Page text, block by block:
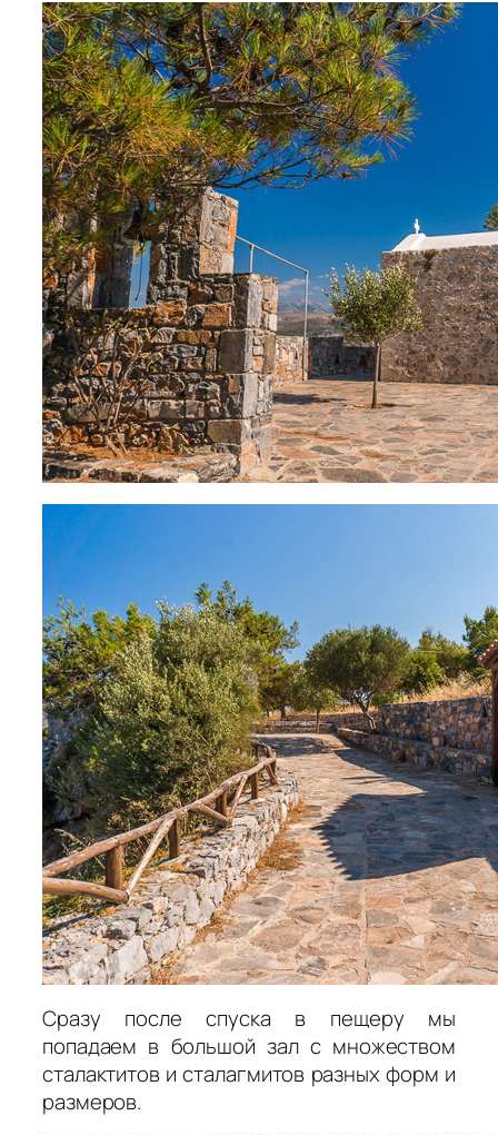
Сразу после спуска в пещеру мы
попадаем в большой зал с множеством
сталактитов и сталагмитов разных форм и
размеров.